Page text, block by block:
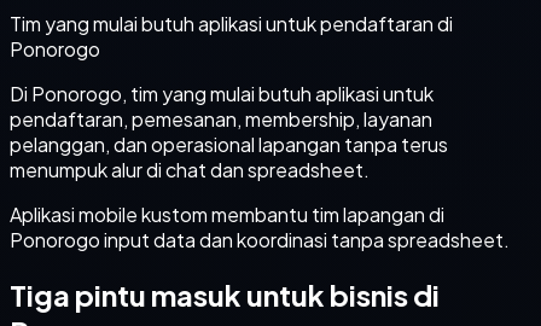
Tim yang mulai butuh aplikasi untuk pendaftaran di
Ponorogo
Di Ponorogo, tim yang mulai butuh aplikasi untuk
pendaftaran, pemesanan, membership, layanan
pelanggan, dan operasional lapangan tanpa terus
menumpuk alur di chat dan spreadsheet.
Aplikasi mobile kustom membantu tim lapangan di
Ponorogo input data dan koordinasi tanpa spreadsheet.
Tiga pintu masuk untuk bisnis di